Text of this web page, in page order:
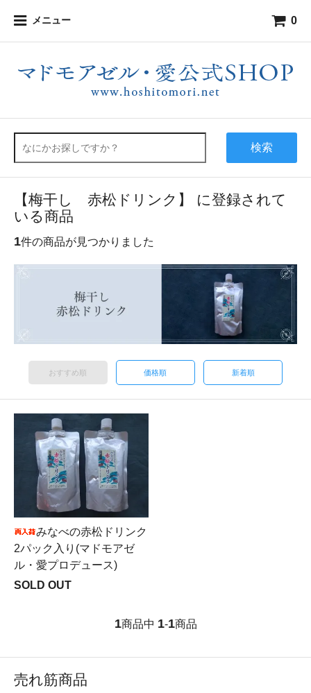
メニュー 0
検索
【梅干し 赤松ドリンク】 に登録されて
いる商品
1件の商品が見つかりました
おすすめ順 価格順 新着順
みなべの赤松ドリンク
2パック入り(マドモアゼ
ル・愛プロデュース)
SOLD OUT
1商品中 1-1商品
売れ筋商品